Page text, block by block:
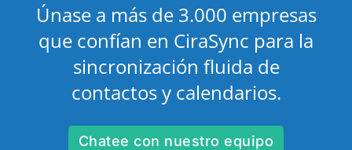
Únase a más de 3.000 empresas
que confían en CiraSync para la
sincronización fluida de
contactos y calendarios.
Chatee con nuestro equipo